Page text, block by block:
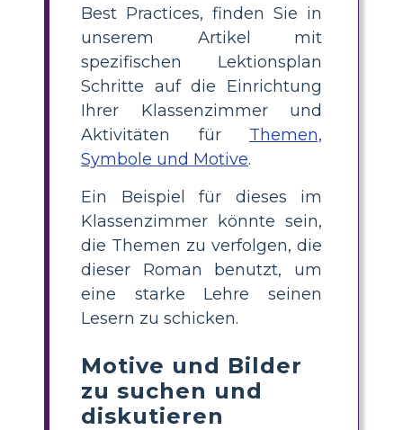
Best Practices, finden Sie in
unserem Artikel mit
spezifischen Lektionsplan
Schritte auf die Einrichtung
Ihrer Klassenzimmer und
Aktivitäten für Themen,
Symbole und Motive.
Ein Beispiel für dieses im
Klassenzimmer könnte sein,
die Themen zu verfolgen, die
dieser Roman benutzt, um
eine starke Lehre seinen
Lesern zu schicken.
Motive und Bilder
zu suchen und
diskutieren